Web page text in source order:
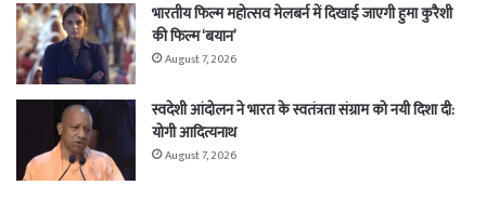
भारतीय फिल्म महोत्सव मेलबर्न में दिखाई जाएगी हुमा कुरैशी
की फिल्म ‘बयान’
August 7, 2026
स्वदेशी आंदोलन ने भारत के स्वतंत्रता संग्राम को नयी दिशा दी:
योगी आदित्यनाथ
August 7, 2026